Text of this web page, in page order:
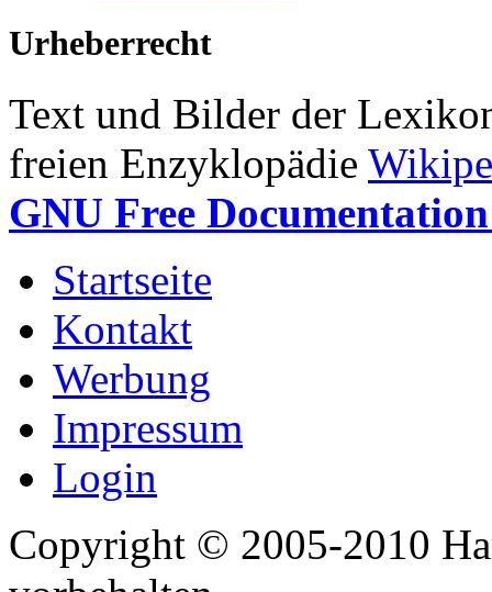
Urheberrecht
Text und Bilder der
freien Enzyklopädie
GNU Free
Startseite
Kontakt
Werbung
Impressum
Login
Copyright © 2005-2010